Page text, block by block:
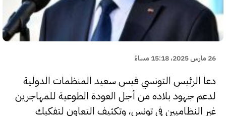
26 مارس 2025، 15:18 مساءً
دعا الرئيس التونسي قيس سعيد المنظمات الدولية
لدعم جهود بلاده من أجل العودة الطوعية للمهاجرين
غير النظاميين في تونس، وتكثيف التعاون لتفكيك